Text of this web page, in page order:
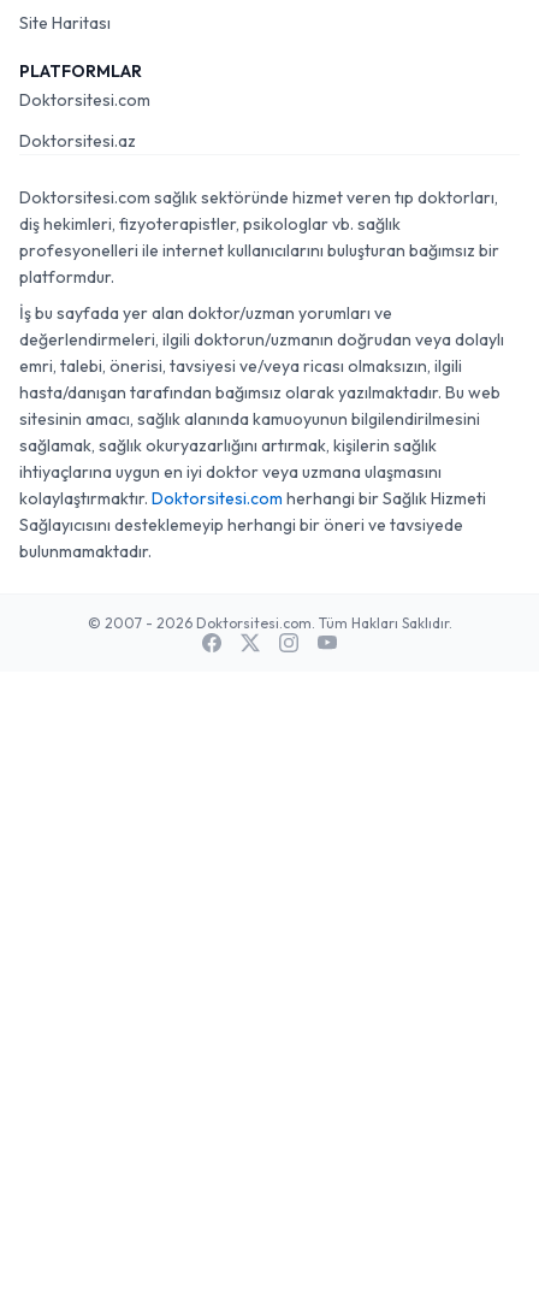
Site Haritası
PLATFORMLAR
Doktorsitesi.com
Doktorsitesi.az
Doktorsitesi.com sağlık sektöründe hizmet veren tıp doktorları,
diş hekimleri, fizyoterapistler, psikologlar vb. sağlık
profesyonelleri ile internet kullanıcılarını buluşturan bağımsız bir
platformdur.
İş bu sayfada yer alan doktor/uzman yorumları ve
değerlendirmeleri, ilgili doktorun/uzmanın doğrudan veya dolaylı
emri, talebi, önerisi, tavsiyesi ve/veya ricası olmaksızın, ilgili
hasta/danışan tarafından bağımsız olarak yazılmaktadır. Bu web
sitesinin amacı, sağlık alanında kamuoyunun bilgilendirilmesini
sağlamak, sağlık okuryazarlığını artırmak, kişilerin sağlık
ihtiyaçlarına uygun en iyi doktor veya uzmana ulaşmasını
kolaylaştırmaktır. Doktorsitesi.com herhangi bir Sağlık Hizmeti
Sağlayıcısını desteklemeyip herhangi bir öneri ve tavsiyede
bulunmamaktadır.
© 2007 - 2026 Doktorsitesi.com. Tüm Hakları Saklıdır.